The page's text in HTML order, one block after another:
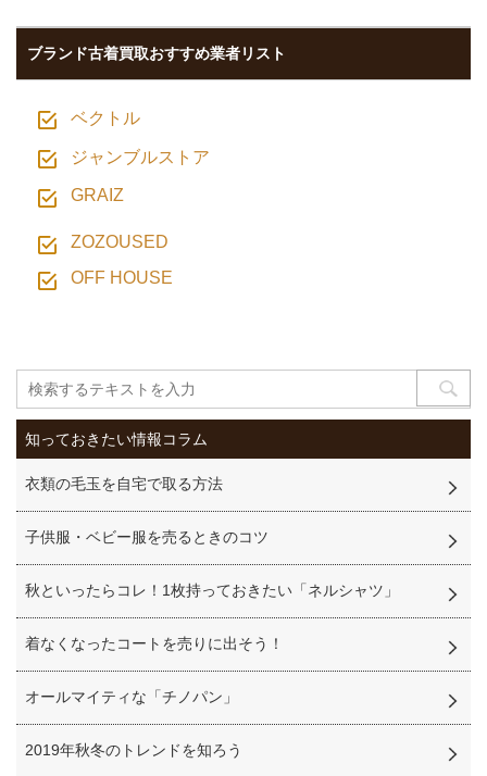
ブランド古着買取おすすめ業者リスト
ベクトル
ジャンブルストア
GRAIZ
ZOZOUSED
OFF HOUSE
知っておきたい情報コラム
衣類の毛玉を自宅で取る方法
子供服・ベビー服を売るときのコツ
秋といったらコレ！1枚持っておきたい「ネルシャツ」
着なくなったコートを売りに出そう！
オールマイティな「チノパン」
2019年秋冬のトレンドを知ろう